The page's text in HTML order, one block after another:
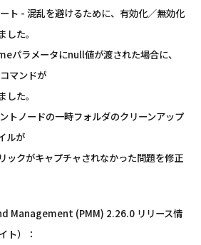
ト - 混乱を避けるために、有効化／無効化
た。
パラメータにnull値が渡された場合に、
マンドが
た。
トノードの一時フォルダのクリーンアップ
ルが
ックがキャプチャされなかった問題を修正
Management (PMM) 2.26.0 リリース情
ト）：